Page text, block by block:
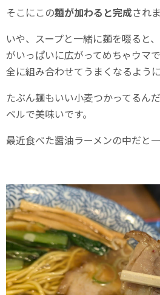
そこにこの麺が加わると完成され
いや、スープと一緒に麺を啜ると
がいっぱいに広がってめちゃウマ
全に組み合わせてうまくなるよう
たぶん麺もいい小麦つかってるん
ベルで美味いです。
最近食べた醤油ラーメンの中だと